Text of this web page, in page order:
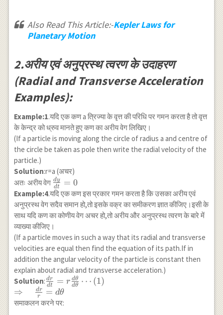
Also Read This Article:-Kepler Laws for
Planetary Motion
2.अरीय एवं अनुप्रस्थ त्वरण के उदाहरण
(Radial and Transverse Acceleration
Examples):
Example:1.यदि एक कण a त्रिज्या के वृत्त की परिधि पर गमन करता है तो वृत्त
के केन्द्र को ध्रुव मानते हुए कण का अरीय वेग लिखिए।
(If a particle is moving along the circle of radius a and centre of
the circle be taken as pole then write the radial velocity of the
particle.)
Solution:r=a (अचर)
अतः अरीय वेग \frac{d
y}{d
t}=0
dt
dy = 0
Example:4.यदि एक कण इस प्रकार गमन करता है कि उसका अरीय एवं
अनुप्रस्थ वेग सदैव समान हो,तो इसके वक्र का समीकरण ज्ञात कीजिए।इसी के
साथ यदि कण का कोणीय वेग अचर हो,तो अरीय और अनुप्रस्थ त्वरण के बारे में
व्याख्या कीजिए।
(If a particle moves in such a way that its radial and transverse
velocities are equal then find the equation of its path.If in
addition the angular velocity of the particle is constant then
explain about radial and transverse acceleration.)
Solution:\frac{d r}{d
t}=r
\frac{d
dt
dr = r dθ
dθ ⋯ (1)
⇒
r
dr = dθ
समाकलन करने पर: